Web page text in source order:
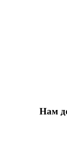
Нам